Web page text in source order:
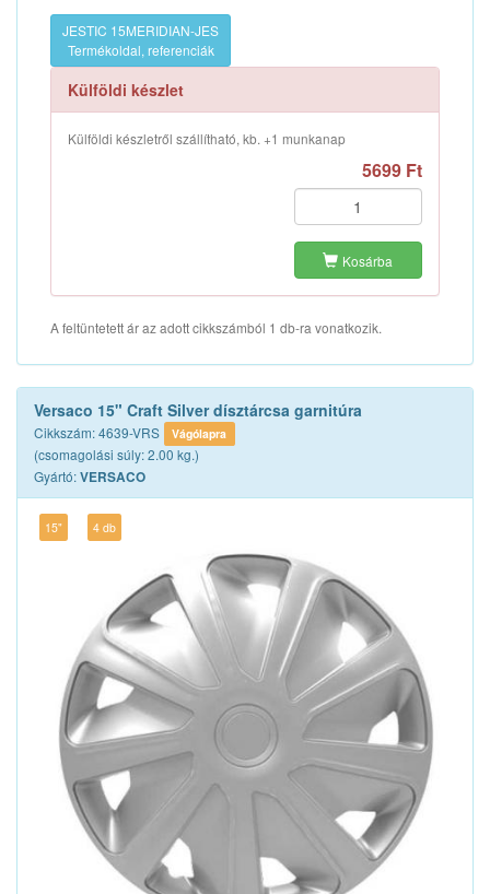
JESTIC 15MERIDIAN-JES
Termékoldal, referenciák
Külföldi készlet
Külföldi készletről szállítható, kb. +1 munkanap
5699 Ft
Kosárba
A feltüntetett ár az adott cikkszámból 1 db-ra vonatkozik.
Versaco 15" Craft Silver dísztárcsa garnitúra
Cikkszám: 4639-VRS Vágólapra
(csomagolási súly: 2.00 kg.)
Gyártó:VERSACO
15" 4 db